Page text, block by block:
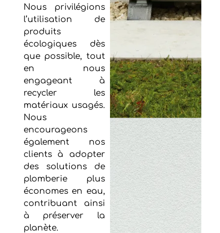
Nous privilégions
l’utilisation de
produits
écologiques dès
que possible, tout
en nous
engageant à
recycler les
matériaux usagés.
Nous
encourageons
également nos
clients à adopter
des solutions de
plomberie plus
économes en eau,
contribuant ainsi
à préserver la
planète.